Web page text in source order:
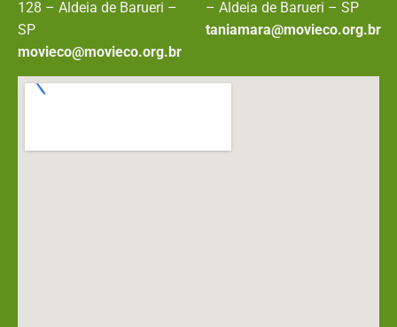
128 – Aldeia de Barueri –
SP
movieco@movieco.org.br
– Aldeia de Barueri – SP
taniamara@movieco.org.br